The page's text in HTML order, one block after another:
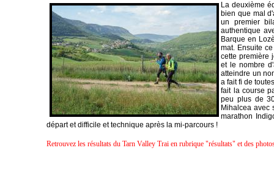
La deuxième
bien que mal
un premier
authentique
Barque en
mat. Ensuite
cette première
et le nombre
atteindre un
a fait fi de
fait la course
peu plus de
Mihalcea avec
marathon
départ et difficile et technique après la mi-parcours !
Retrouvez les résultats du Tarn Valley Trai en rubrique "résultats" et des